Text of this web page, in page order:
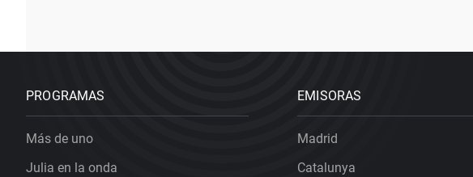
PROGRAMAS
Más de uno
Julia en la onda
EMISORAS
Madrid
Catalunya